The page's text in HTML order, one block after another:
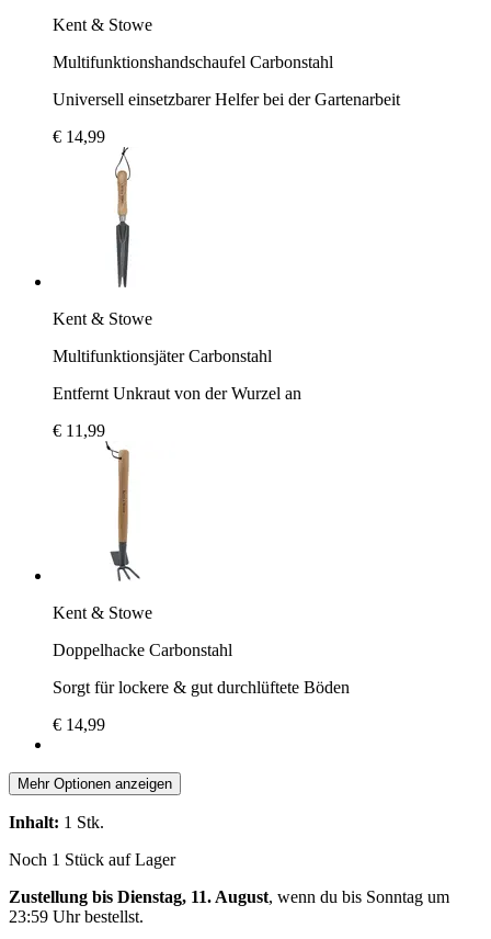
Kent & Stowe
Multifunktionshandschaufel Carbonstahl
Universell einsetzbarer Helfer bei der Gartenarbeit
€ 14,99
Kent & Stowe
Multifunktionsjäter Carbonstahl
Entfernt Unkraut von der Wurzel an
€ 11,99
Kent & Stowe
Doppelhacke Carbonstahl
Sorgt für lockere & gut durchlüftete Böden
€ 14,99
Mehr Optionen anzeigen
Inhalt: 1 Stk.
Noch 1 Stück auf Lager
Zustellung bis Dienstag, 11. August, wenn du bis Sonntag um
23:59 Uhrbestellst.